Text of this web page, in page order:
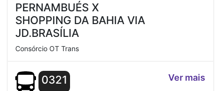
PERNAMBUÉS X
SHOPPING DA BAHIA VIA
JD.BRASÍLIA
Consórcio OT Trans
0321 Ver mais